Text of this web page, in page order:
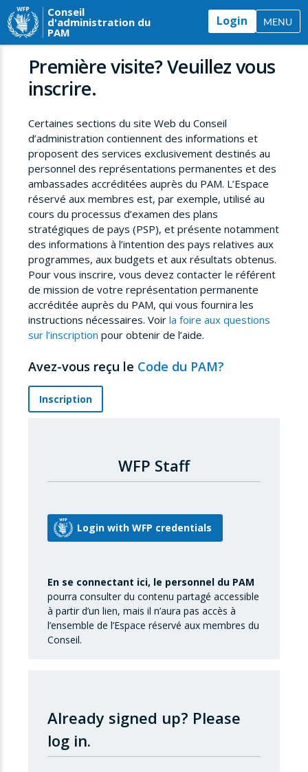
Conseil
d'administration du
PAM
Login MENU
Première visite? Veuillez vous
inscrire.
Certaines sections du site Web du Conseil
d’administration contiennent des informations et
proposent des services exclusivement destinés au
personnel des représentations permanentes et des
ambassades accréditées auprès du PAM. L’Espace
réservé aux membres est, par exemple, utilisé au
cours du processus d’examen des plans
stratégiques de pays (PSP), et présente notamment
des informations à l’intention des pays relatives aux
programmes, aux budgets et aux résultats obtenus.
Pour vous inscrire, vous devez contacter le référent
de mission de votre représentation permanente
accréditée auprès du PAM, qui vous fournira les
instructions nécessaires. Voir la foire aux questions
sur l’inscription pour obtenir de l’aide.
Avez-vous reçu le Code du PAM?
Inscription
WFP Staff
En se connectant ici, le personnel du PAM
pourra consulter du contenu partagé accessible
à partir d’un lien, mais il n’aura pas accès à
l’ensemble de l’Espace réservé aux membres du
Conseil.
Already signed up? Please
log in.